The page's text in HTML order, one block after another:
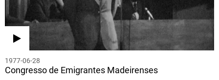
1977-06-28
Congresso de Emigrantes Madeirenses